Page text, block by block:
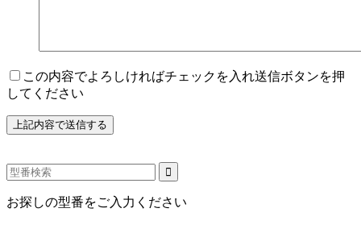
この内容でよろしければチェックを入れ送信ボタンを押
してください
お探しの型番をご入力ください